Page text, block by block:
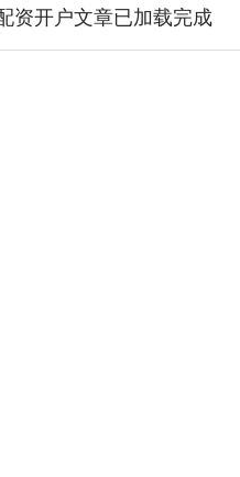
资开户文章已加载完成
1.46% 沪深